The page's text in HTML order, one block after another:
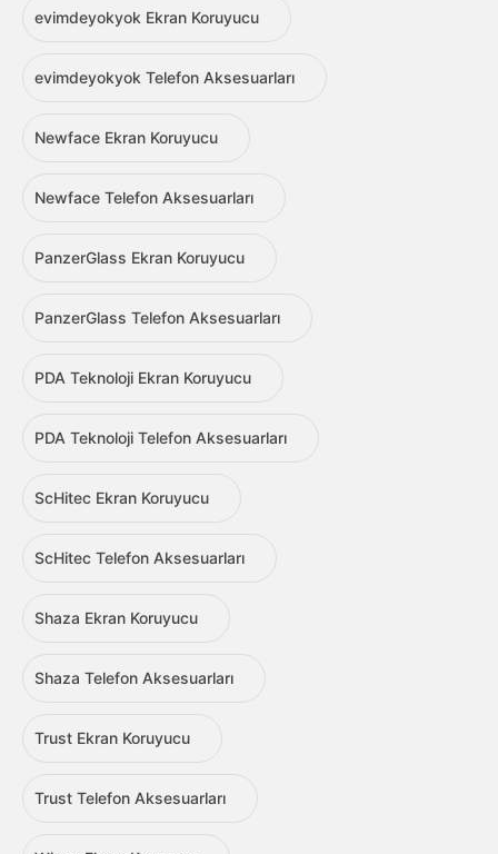
evimdeyokyok Ekran Koruyucu
evimdeyokyok Telefon Aksesuarları
Newface Ekran Koruyucu
Newface Telefon Aksesuarları
PanzerGlass Ekran Koruyucu
PanzerGlass Telefon Aksesuarları
PDA Teknoloji Ekran Koruyucu
PDA Teknoloji Telefon Aksesuarları
ScHitec Ekran Koruyucu
ScHitec Telefon Aksesuarları
Shaza Ekran Koruyucu
Shaza Telefon Aksesuarları
Trust Ekran Koruyucu
Trust Telefon Aksesuarları